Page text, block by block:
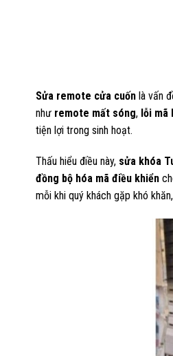
Sửa remote cửa cuốn là vấn
như remote mất sóng, lỗi mã
tiện lợi trong sinh hoạt.
Thấu hiểu điều này, sửa khóa
đồng bộ hóa mã điều khiển
mỗi khi quý khách gặp khó